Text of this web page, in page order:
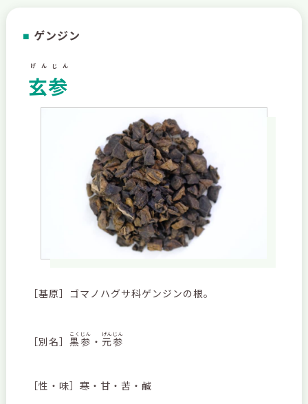
■ ゲンジン
玄参
げんじん
［基原］ゴマノハグサ科ゲンジンの根。
［別名］ 黒参
こくじん
・ 元参
げんじん
［性・味］寒・甘・苦・鹹